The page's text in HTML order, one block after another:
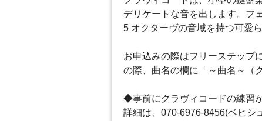
デリケートな音を出します。フ
5 オクターヴの音域を持つ可愛
お申込みの際はフリーステップ
の際、曲名の欄に「～曲名～（
◆事前にクラヴィコードの練習
詳細は、070-6976-8456(ベヒ